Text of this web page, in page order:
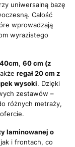
uniwersalną bazę
Całość
wprowadzają
wyrazistego
40cm, 60 cm (z
regał 20 cm z
wysoki. Dzięki
zestawów –
różnych metraży,
laminowanej o
i frontach, co